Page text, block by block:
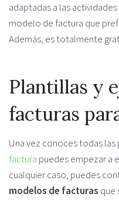
adaptadas a las
modelo de factura que
Además, es totalmente
Plantillas y
facturas
Una vez conoces todas las
factura puedes empezar a
cualquier caso, puedes
modelos de facturas que